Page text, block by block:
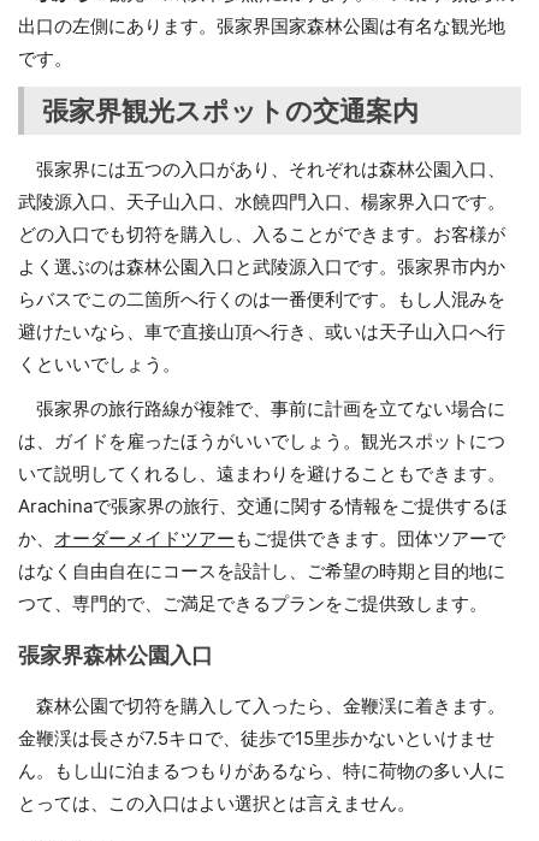
出口の左側にあります。張家界国家森林公園は有名な観光地
です。
張家界観光スポットの交通案内
張家界には五つの入口があり、それぞれは森林公園入口、
武陵源入口、天子山入口、水饒四門入口、楊家界入口です。
どの入口でも切符を購入し、入ることができます。お客様が
よく選ぶのは森林公園入口と武陵源入口です。張家界市内か
らバスでこの二箇所へ行くのは一番便利です。もし人混みを
避けたいなら、車で直接山頂へ行き、或いは天子山入口へ行
くといいでしょう。
張家界の旅行路線が複雑で、事前に計画を立てない場合に
は、ガイドを雇ったほうがいいでしょう。観光スポットにつ
いて説明してくれるし、遠まわりを避けることもできます。
Arachinaで張家界の旅行、交通に関する情報をご提供するほ
か、 オーダーメイドツアー もご提供できます。団体ツアーで
はなく自由自在にコースを設計し、ご希望の時期と目的地に
つて、専門的で、ご満足できるプランをご提供致します。
張家界森林公園入口
森林公園で切符を購入して入ったら、金鞭渓に着きます。
金鞭渓は長さが7.5キロで、徒歩で15里歩かないといけませ
ん。もし山に泊まるつもりがあるなら、特に荷物の多い人に
とっては、この入口はよい選択とは言えません。